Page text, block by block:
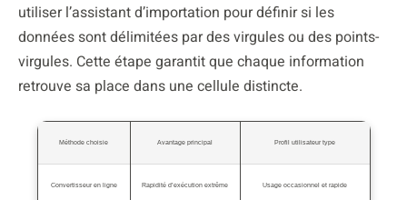
utiliser l’assistant d’importation pour définir si les
données sont délimitées par des virgules ou des points-
virgules. Cette étape garantit que chaque information
retrouve sa place dans une cellule distincte.
Méthode choisie Avantage principal Profil utilisateur type
Convertisseur en ligne Rapidité d’exécution extrême Usage occasionnel et rapide